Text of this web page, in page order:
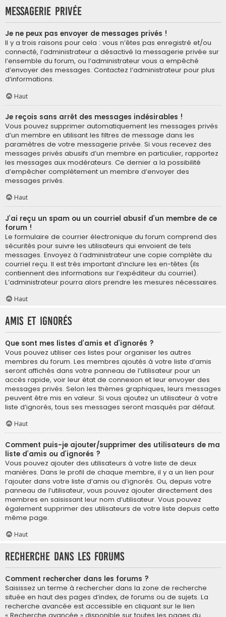
Messagerie privée
Je ne peux pas envoyer de messages privés !
Il y a trois raisons pour cela : vous n’êtes pas enregistré et/ou
connecté, l’administrateur a désactivé la messagerie privée sur
l’ensemble du forum, ou l’administrateur vous a empêché
d’envoyer des messages. Contactez l’administrateur pour plus
d’informations.
Haut
Je reçois sans arrêt des messages indésirables !
Vous pouvez supprimer automatiquement les messages privés
d’un membre en utilisant les filtres de message dans les
paramètres de votre messagerie privée. Si vous recevez des
messages privés abusifs d’un membre en particulier, rapportez
les messages aux modérateurs. Ce dernier a la possibilité
d’empêcher complètement un membre d’envoyer des
messages privés.
Haut
J’ai reçu un spam ou un courriel abusif d’un membre de ce
forum !
Le formulaire de courrier électronique du forum comprend des
sécurités pour suivre les utilisateurs qui envoient de tels
messages. Envoyez à l’administrateur une copie complète du
courriel reçu. Il est très important d’inclure les en-têtes (ils
contiennent des informations sur l’expéditeur du courriel).
L’administrateur pourra alors prendre les mesures nécessaires.
Haut
Amis et ignorés
Que sont mes listes d’amis et d’ignorés ?
Vous pouvez utiliser ces listes pour organiser les autres
membres du forum. Les membres ajoutés à votre liste d’amis
seront affichés dans votre panneau de l’utilisateur pour un
accès rapide, voir leur état de connexion et leur envoyer des
messages privés. Selon les thèmes graphiques, leurs messages
peuvent être mis en valeur. Si vous ajoutez un utilisateur à votre
liste d’ignorés, tous ses messages seront masqués par défaut.
Haut
Comment puis-je ajouter/supprimer des utilisateurs de ma
liste d’amis ou d’ignorés ?
Vous pouvez ajouter des utilisateurs à votre liste de deux
manières. Dans le profil de chaque membre, il y a un lien pour
l’ajouter dans votre liste d’amis ou d’ignorés. Ou, depuis votre
panneau de l’utilisateur, vous pouvez ajouter directement des
membres en saisissant leur nom d’utilisateur. Vous pouvez
également supprimer des utilisateurs de votre liste depuis cette
même page.
Haut
Recherche dans les forums
Comment rechercher dans les forums ?
Saisissez un terme à rechercher dans la zone de recherche
située en haut des pages d’index, de forums ou de sujets. La
recherche avancée est accessible en cliquant sur le lien